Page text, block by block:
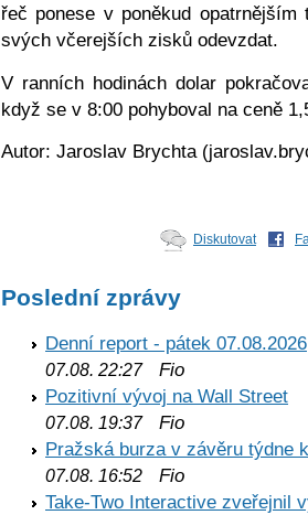
řeč ponese v poněkud
svých včerejších zisků odevzdat.
V ranních hodinách dolar
když se v 8:00 pohyboval na ceně
Autor: Jaroslav Brychta
Diskutovat
Poslední zprávy
Denní report - pátek 07.08.2026
07.08. 22:27Fio
Pozitivní vývoj na Wall Street
07.08. 19:37Fio
Pražská burza v závěru týdne
07.08. 16:52 Fio
Take-Two Interactive zveřejnil